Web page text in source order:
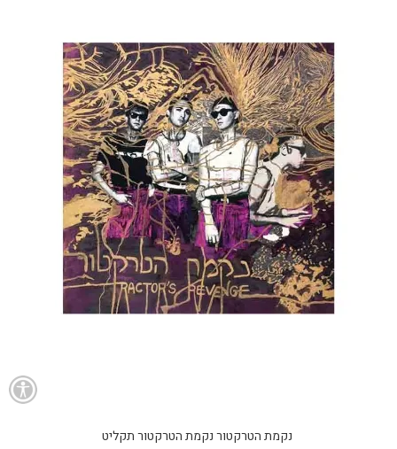
נקמת הטרקטור נקמת הטרקטור תקליט